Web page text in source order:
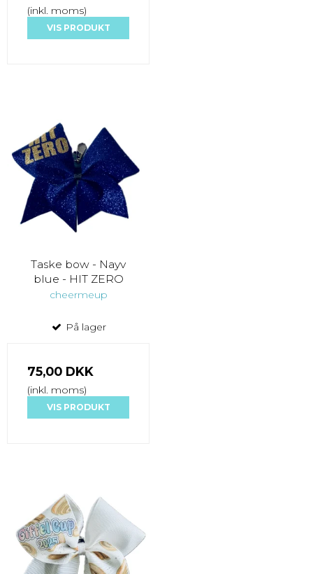
(inkl. moms)
VIS PRODUKT
Taske bow - Nayv
blue - HIT ZERO
cheermeup
På lager
75,00 DKK
(inkl. moms)
VIS PRODUKT